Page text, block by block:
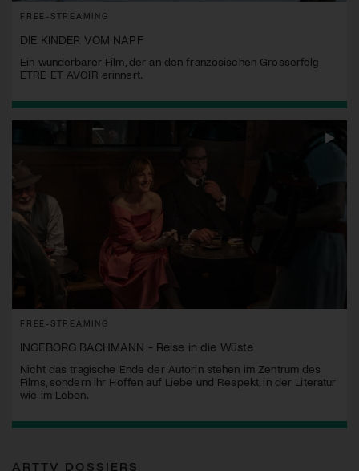
FREE-STREAMING
DIE KINDER VOM NAPF
Ein wunderbarer Film, der an den französischen Grosserfolg
ETRE ET AVOIR erinnert.
FREE-STREAMING
INGEBORG BACHMANN - Reise in die Wüste
Nicht das tragische Ende der Autorin stehen im Zentrum des
Films, sondern ihr Hoffen auf Liebe und Respekt, in der Literatur
wie im Leben.
ARTTV DOSSIERS